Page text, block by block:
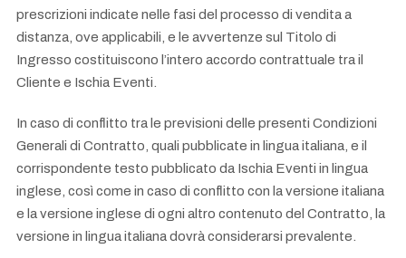
prescrizioni indicate nelle fasi del processo di vendita a
distanza, ove applicabili, e le avvertenze sul Titolo di
Ingresso costituiscono l’intero accordo contrattuale tra il
Cliente e Ischia Eventi.
In caso di conflitto tra le previsioni delle presenti Condizioni
Generali di Contratto, quali pubblicate in lingua italiana, e il
corrispondente testo pubblicato da Ischia Eventi in lingua
inglese, così come in caso di conflitto con la versione italiana
e la versione inglese di ogni altro contenuto del Contratto, la
versione in lingua italiana dovrà considerarsi prevalente.